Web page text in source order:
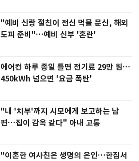
"예비 신랑 절친이 전신 먹물 문신, 해외
도피 준비"…예비 신부 '혼란'
에어컨 하루 종일 틀면 전기료 29만 원…
450kWh 넘으면 '요금 폭탄'
"내 '치부'까지 시모에게 보고하는 남
편…집이 감옥 같다" 아내 고통
"이혼한 여사친은 생명의 은인…한집서